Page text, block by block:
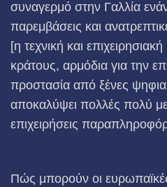
συναγερμό στην Γαλλία
παρεμβάσεις και
[η τεχνική και
κράτους, αρμόδια για την
προστασία από ξένες
αποκαλύψει πολλές πολύ
επιχειρήσεις
Πώς μπορούν οι